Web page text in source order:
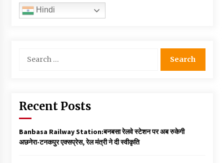
Hindi
for:
Recent Posts
Banbasa Railway Station:बनबसा रेलवे स्टेशन पर अब रुकेगी
अछनेरा-टनकपुर एक्सप्रेस, रेल मंत्री ने दी स्वीकृति